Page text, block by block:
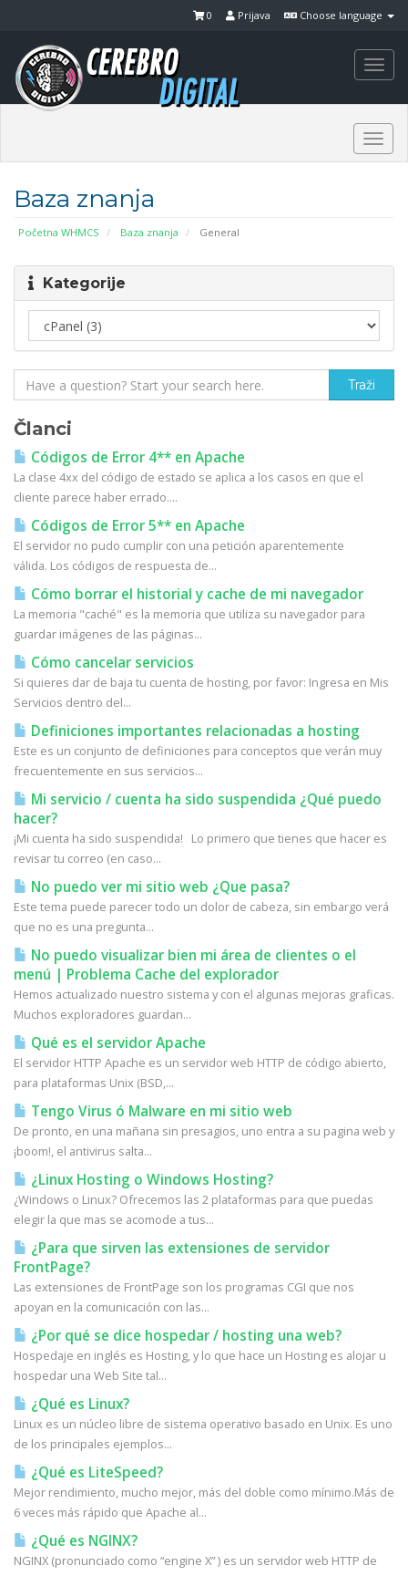
Choose language
Prijava
0
Baza znanja
Početna WHMCS Baza znanja General
Kategorije
Članci
Códigos de Error 4** en Apache
La clase 4xx del código de estado se aplica a los casos en que el
cliente parece haber errado....
Códigos de Error 5** en Apache
El servidor no pudo cumplir con una petición aparentemente
válida. Los códigos de respuesta de...
Cómo borrar el historial y cache de mi navegador
La memoria "caché" es la memoria que utiliza su navegador para
guardar imágenes de las páginas...
Cómo cancelar servicios
Si quieres dar de baja tu cuenta de hosting, por favor: Ingresa en Mis
Servicios dentro del...
Definiciones importantes relacionadas a hosting
Este es un conjunto de definiciones para conceptos que verán muy
frecuentemente en sus servicios...
Mi servicio / cuenta ha sido suspendida ¿Qué puedo
hacer?
¡Mi cuenta ha sido suspendida! Lo primero que tienes que hacer es
revisar tu correo (en caso...
No puedo ver mi sitio web ¿Que pasa?
Este tema puede parecer todo un dolor de cabeza, sin embargo verá
que no es una pregunta...
No puedo visualizar bien mi área de clientes o el
menú | Problema Cache del explorador
Hemos actualizado nuestro sistema y con el algunas mejoras graficas.
Muchos exploradores guardan...
Qué es el servidor Apache
El servidor HTTP Apache es un servidor web HTTP de código abierto,
para plataformas Unix (BSD,...
Tengo Virus ó Malware en mi sitio web
De pronto, en una mañana sin presagios, uno entra a su pagina web y
¡boom!, el antivirus salta...
¿Linux Hosting o Windows Hosting?
¿Windows o Linux? Ofrecemos las 2 plataformas para que puedas
elegir la que mas se acomode a tus...
¿Para que sirven las extensiones de servidor
FrontPage?
Las extensiones de FrontPage son los programas CGI que nos
apoyan en la comunicación con las...
¿Por qué se dice hospedar / hosting una web?
Hospedaje en inglés es Hosting, y lo que hace un Hosting es alojar u
hospedar una Web Site tal...
¿Qué es Linux?
Linux es un núcleo libre de sistema operativo basado en Unix. Es uno
de los principales ejemplos...
¿Qué es LiteSpeed?
Mejor rendimiento, mucho mejor, más del doble como mínimo.Más de
6 veces más rápido que Apache al...
¿Qué es NGINX?
NGINX (pronunciado como “engine X” ) es un servidor web HTTP de